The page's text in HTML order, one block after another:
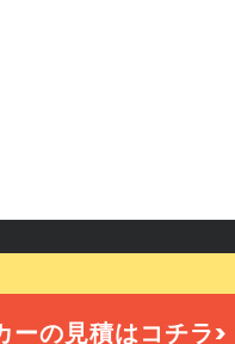
ーの見積はコチラ>